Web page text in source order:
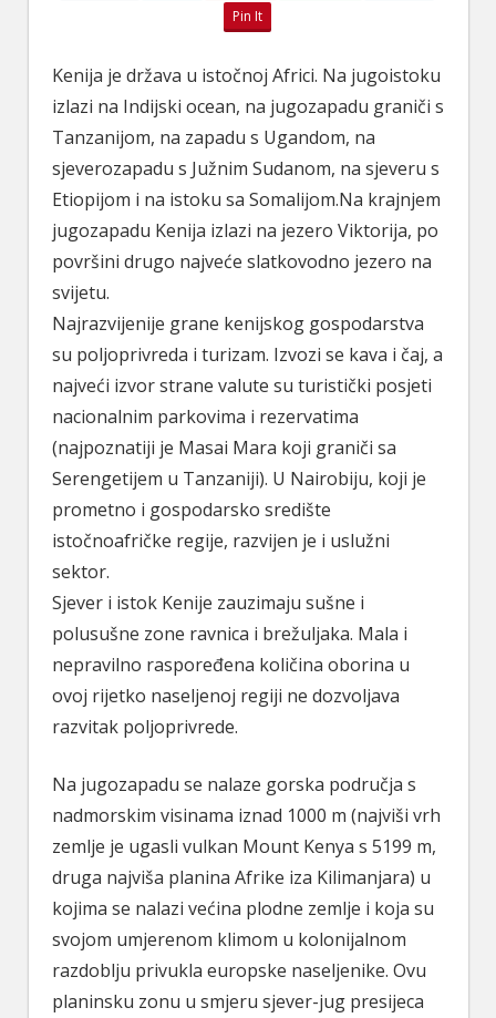
Pin It
Kenija je država u istočnoj Africi. Na jugoistoku
izlazi na Indijski ocean, na jugozapadu graniči s
Tanzanijom, na zapadu s Ugandom, na
sjeverozapadu s Južnim Sudanom, na sjeveru s
Etiopijom i na istoku sa Somalijom.Na krajnjem
jugozapadu Kenija izlazi na jezero Viktorija, po
površini drugo najveće slatkovodno jezero na
svijetu.
Najrazvijenije grane kenijskog gospodarstva
su poljoprivreda i turizam. Izvozi se kava i čaj, a
najveći izvor strane valute su turistički posjeti
nacionalnim parkovima i rezervatima
(najpoznatiji je Masai Mara koji graniči sa
Serengetijem u Tanzaniji). U Nairobiju, koji je
prometno i gospodarsko središte
istočnoafričke regije, razvijen je i uslužni
sektor.
Sjever i istok Kenije zauzimaju sušne i
polusušne zone ravnica i brežuljaka. Mala i
nepravilno raspoređena količina oborina u
ovoj rijetko naseljenoj regiji ne dozvoljava
razvitak poljoprivrede.
Na jugozapadu se nalaze gorska područja s
nadmorskim visinama iznad 1000 m (najviši vrh
zemlje je ugasli vulkan Mount Kenya s 5199 m,
druga najviša planina Afrike iza Kilimanjara) u
kojima se nalazi većina plodne zemlje i koja su
svojom umjerenom klimom u kolonijalnom
razdoblju privukla europske naseljenike. Ovu
planinsku zonu u smjeru sjever-jug presijeca